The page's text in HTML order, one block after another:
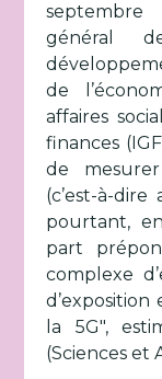
général
de
affaires
finances
de
(c’est-à-
pourtant,
part
complexe
la 5G",
(Sciences et